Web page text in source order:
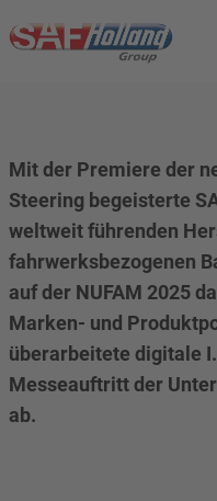
Mit der Premiere der
Steering begeisterte
weltweit führenden
fahrwerksbezogenen
auf der NUFAM 2025
Marken- und
überarbeitete digitale
Messeauftritt der
ab.